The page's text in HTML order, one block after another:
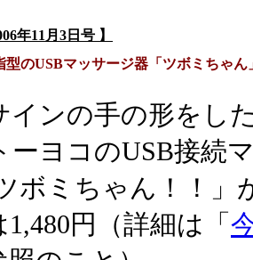
年11月3日号 】
型のUSBマッサージ器「ツボミちゃん
ンの手の形をし
ーヨコのUSB接続
ボミちゃん！！」
円（詳細は「